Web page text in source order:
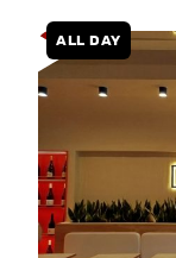
ALL DAY